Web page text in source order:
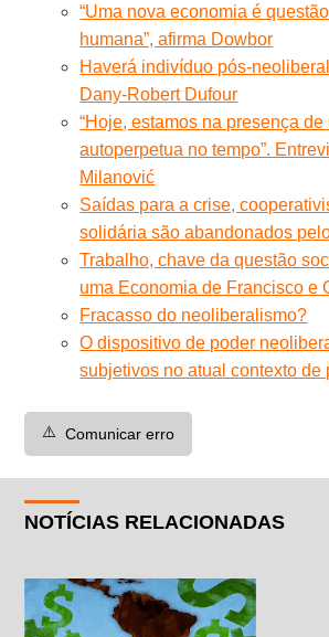
“Uma nova economia é
humana”, afirma Dowbor
Haverá indivíduo pós-
Dany-Robert Dufour
“Hoje, estamos na presença
autoperpetua no tempo”.
Milanović
Saídas para a crise,
solidária são abandonados
Trabalho, chave da questão
uma Economia de Francisco e
Fracasso do neoliberalismo?
O dispositivo de poder
subjetivos no atual contexto de
⚠️ Comunicar erro
NOTÍCIAS RELACIONADAS